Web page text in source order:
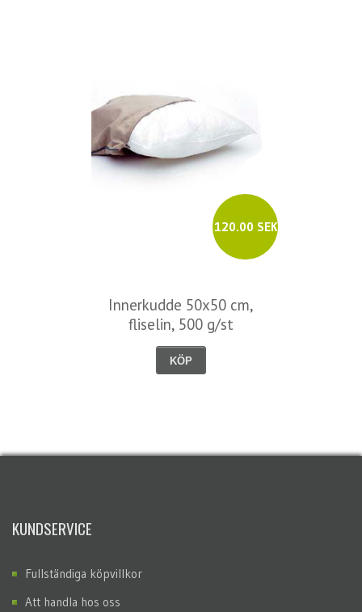
120.00 SEK
Innerkudde 50x50 cm,
fliselin, 500 g/st
KÖP
KUNDSERVICE
Fullständiga köpvillkor
Att handla hos oss